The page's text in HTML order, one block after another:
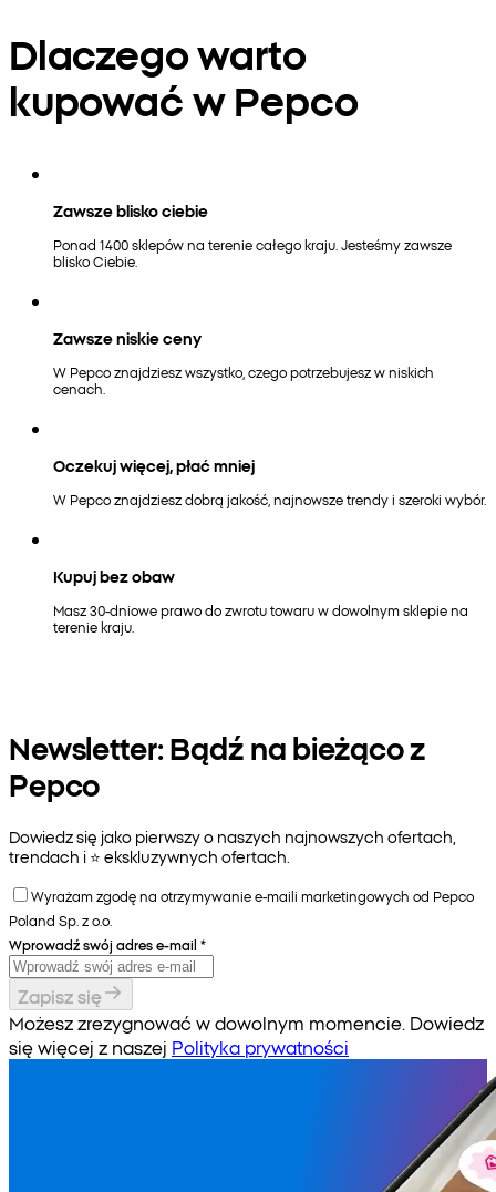
Dlaczego warto
kupować w Pepco
Zawsze blisko ciebie
Ponad 1400 sklepów na terenie całego kraju. Jesteśmy zawsze
blisko Ciebie.
Zawsze niskie ceny
W Pepco znajdziesz wszystko, czego potrzebujesz w niskich
cenach.
Oczekuj więcej, płać mniej
W Pepco znajdziesz dobrą jakość, najnowsze trendy i szeroki wybór.
Kupuj bez obaw
Masz 30-dniowe prawo do zwrotu towaru w dowolnym sklepie na
terenie kraju.
Newsletter: Bądź na bieżąco z
Pepco
Dowiedz się jako pierwszy o naszych najnowszych ofertach,
trendach i ⭐️ ekskluzywnych ofertach.
Wyrażam zgodę na otrzymywanie e-maili marketingowych od Pepco
Poland Sp. z o.o.
Wprowadź swój adres e-mail *
Zapisz się
Możesz zrezygnować w dowolnym momencie. Dowiedz
się więcej z naszej Polityka prywatności